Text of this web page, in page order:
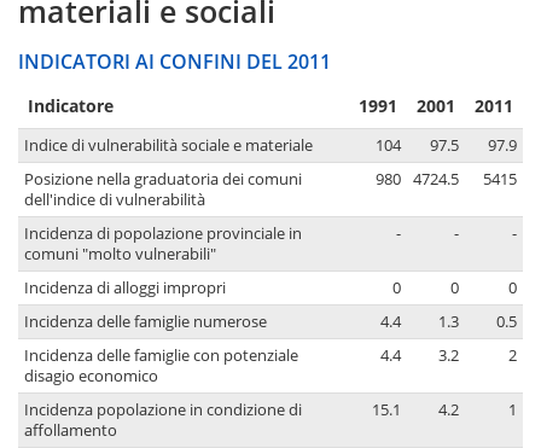
materiali e sociali
INDICATORI AI CONFINI DEL 2011
Indicatore 1991 2001 2011
Indice di vulnerabilità sociale e materiale 104 97.5
97.9
Posizione nella graduatoria dei comuni
dell'indice di vulnerabilità
980 4724.5 5415
Incidenza di popolazione provinciale in
comuni "molto vulnerabili"
- - -
Incidenza di alloggi impropri 0 0
0
Incidenza delle famiglie numerose
4.4 1.3
0.5
Incidenza delle famiglie con potenziale
disagio economico
4.4 3.2 2
Incidenza popolazione in condizione di
affollamento
15.1 4.2 1